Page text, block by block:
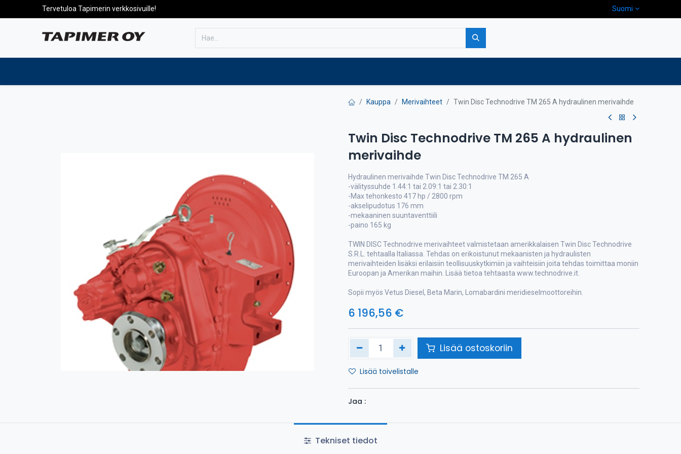
Tervetuloa Tapimerin verkkosivuille! Suomi
Kauppa Merivaihteet Twin Disc Technodrive TM 265 A hydraulinen merivaihde
Twin Disc Technodrive TM 265 A hydraulinen
merivaihde
Hydraulinen merivaihde Twin Disc Technodrive TM 265 A
-välityssuhde 1.44:1 tai 2.09:1 tai 2.30:1
-Max tehonkesto 417 hp / 2800 rpm
-akselipudotus 176 mm
-mekaaninen suuntaventtiili
-paino 165 kg
TWIN DISC Technodrive merivaihteet valmistetaan amerikkalaisen Twin Disc Technodrive
S.R.L. tehtaalla Italiassa. Tehdas on erikoistunut mekaanisten ja hydraulisten
merivaihteiden lisäksi erilaisiin teollisuuskytkimiin ja vaihteisiin joita tehdas toimittaa moniin
Euroopan ja Amerikan maihin. Lisää tietoa tehtaasta www.technodrive.it.
Sopii myös Vetus Diesel, Beta Marin, Lomabardini meridieselmoottoreihin.
6 196,56 €
Lisää ostoskoriin
Lisää toivelistalle
Jaa :
Tekniset tiedot